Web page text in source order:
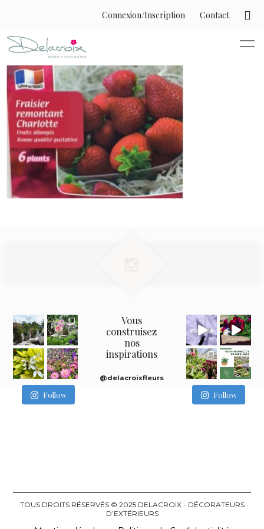
Connexion/Inscription Contact
Follow
Vous
construisez
nos
inspirations
@delacroixfleurs
Follow
TOUS DROITS RÉSERVÉS © 2025 DELACROIX - DÉCORATEURS
D’EXTÉRIEURS